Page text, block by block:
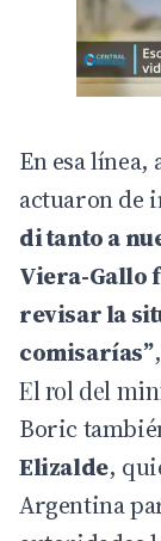
En esa línea,
actuaron de
di tanto a
Viera-Gallo
revisar la
comisarías”
El rol del
Boric
Elizalde,
Argentina